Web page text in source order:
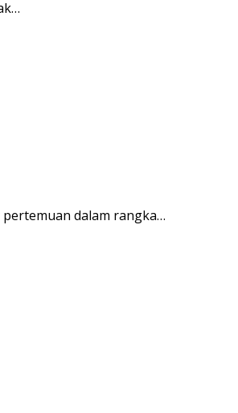
dalam rangka…